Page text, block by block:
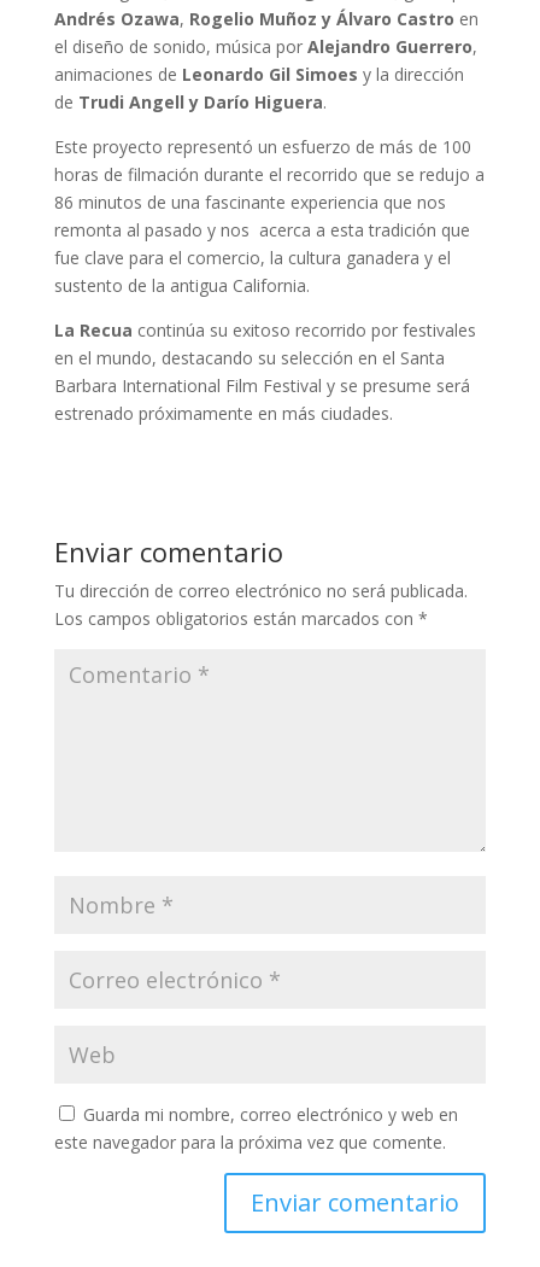
Andrés Ozawa, Rogelio Muñoz y Álvaro Castro en
el diseño de sonido, música por Alejandro Guerrero,
animaciones de Leonardo Gil Simoes y la dirección
de Trudi Angell y Darío Higuera.
Este proyecto representó un esfuerzo de más de 100
horas de filmación durante el recorrido que se redujo a
86 minutos de una fascinante experiencia que nos
remonta al pasado y nos acerca a esta tradición que
fue clave para el comercio, la cultura ganadera y el
sustento de la antigua California.
La Recua continúa su exitoso recorrido por festivales
en el mundo, destacando su selección en el Santa
Barbara International Film Festival y se presume será
estrenado próximamente en más ciudades.
Enviar comentario
Tu dirección de correo electrónico no será publicada.
Los campos obligatorios están marcados con *
Guarda mi nombre, correo electrónico y web en
este navegador para la próxima vez que comente.